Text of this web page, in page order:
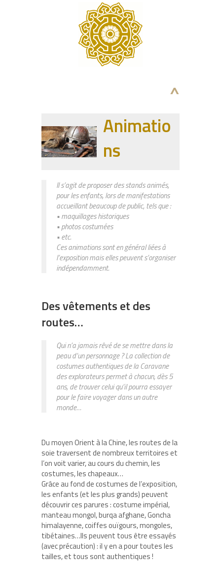
^
Animatio
ns
Il s’agit de proposer des stands animés,
pour les enfants, lors de manifestations
accueillant beaucoup de public, tels que :
• maquillages historiques
• photos costumées
• etc.
Ces animations sont en général liées à
l’exposition mais elles peuvent s’organiser
indépendamment.
Des vêtements et des
routes…
Qui n’a jamais rêvé de se mettre dans la
peau d’un personnage ? La collection de
costumes authentiques de la Caravane
des explorateurs permet à chacun, dès 5
ans, de trouver celui qu’il pourra essayer
pour le faire voyager dans un autre
monde…
Du moyen Orient à la Chine, les routes de la
soie traversent de nombreux territoires et
l’on voit varier, au cours du chemin, les
costumes, les chapeaux…
Grâce au fond de costumes de l’exposition,
les enfants (et les plus grands) peuvent
découvrir ces parures : costume impérial,
manteau mongol, burqa afghane, Goncha
himalayenne, coiffes ouïgours, mongoles,
tibétaines…Ils peuvent tous être essayés
(avec précaution) : il y en a pour toutes les
tailles, et tous sont authentiques !